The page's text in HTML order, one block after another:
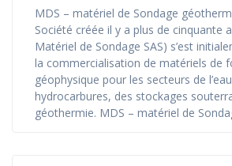
MDS – matériel de Sondage
Société créée il y a plus de cinquante
Matériel de Sondage SAS) s’est
la commercialisation de matériels de
géophysique pour les secteurs de
hydrocarbures, des stockages
géothermie. MDS – matériel de